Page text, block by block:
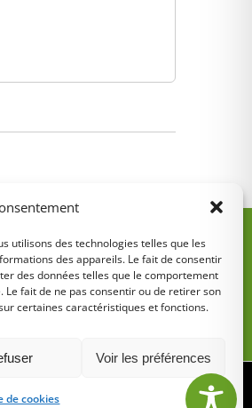
utilisons des technologies telles que les
des appareils. Le fait de consentir
des données telles que le comportement
Le fait de ne pas consentir ou de retirer son
certaines caractéristiques et fonctions.
Voir les préférences
de cookies
de cookies